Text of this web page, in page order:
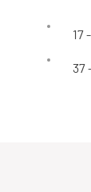
17
37